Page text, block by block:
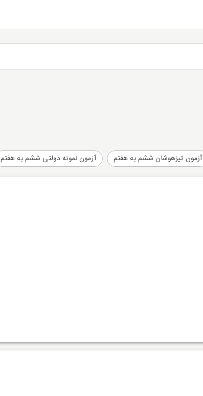
آزمون تیزهوشان ششم به هفتم آزمون نمونه دولتی ششم به هفتم